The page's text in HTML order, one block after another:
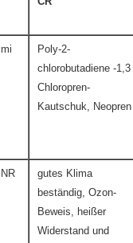
Poly-2-
chlorobutadiene -1,3
Chloropren-
Kautschuk, Neopren
gutes Klima
beständig, Ozon-
Beweis, heißer
Widerstand und